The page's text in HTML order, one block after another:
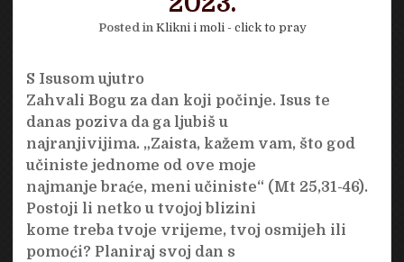
Posted in Klikni i moli - click to pray
S Isusom ujutro
Zahvali Bogu za dan koji počinje. Isus te
danas poziva da ga ljubiš u
najranjivijima. „Zaista, kažem vam, što god
učiniste jednome od ove moje
najmanje braće, meni učiniste“ (Mt 25,31-46).
Postoji li netko u tvojoj blizini
kome treba tvoje vrijeme, tvoj osmijeh ili
pomoći? Planiraj svoj dan s